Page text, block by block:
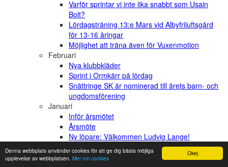
Okej
Denna webbplats använder cookies för att ge dig bästa möjliga
upplevelse av webbplatsen. Mer om cookies
Varför sprintar vi inte lika snabbt som Usain
Bolt?
Lördagsträning 13:e Mars vid Albyfriluftsgård
för 13-16 åringar
Möjlighet att träna även för Vuxenmotion
Februari
Nya klubbkläder
Sprint i Ormkärr på lördag
Snättringe SK är nominerad till årets barn- och
ungdomsförening
Januari
Inför årsmötet
Årsmöte
Ny löpare: Välkommen Ludvig Lange!
Klartecken för träning utomhus från den 16
januari!